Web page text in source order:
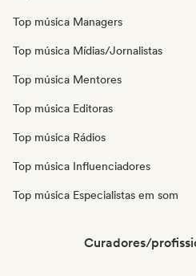
Top música Managers
Top música Mídias/Jornalistas
Top música Mentores
Top música Editoras
Top música Rádios
Top música Influenciadores
Top música Especialistas em som
Curadores/